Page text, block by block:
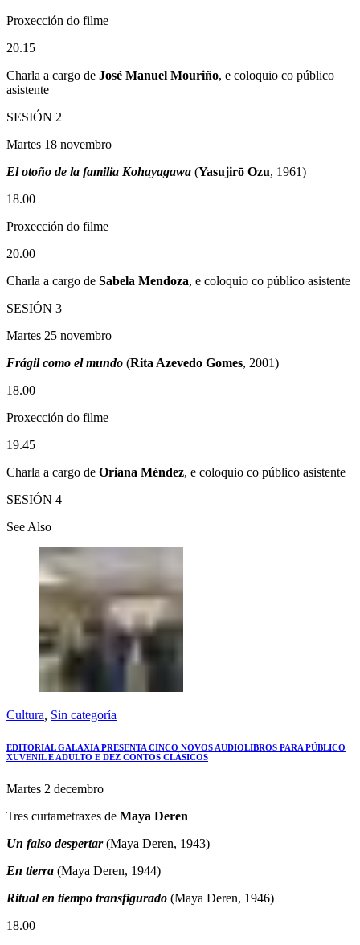
Proxección do filme
20.15
Charla a cargo de José Manuel Mouriño, e coloquio co público
asistente
SESIÓN 2
Martes 18 novembro
El otoño de la familia Kohayagawa (Yasujirō Ozu, 1961)
18.00
Proxección do filme
20.00
Charla a cargo de Sabela Mendoza, e coloquio co público asistente
SESIÓN 3
Martes 25 novembro
Frágil como el mundo (Rita Azevedo Gomes, 2001)
18.00
Proxección do filme
19.45
Charla a cargo de Oriana Méndez, e coloquio co público asistente
SESIÓN 4
See Also
Cultura Sin categoría
EDITORIAL GALAXIA PRESENTA CINCO NOVOS AUDIOLIBROS PARA PÚBLICO
XUVENIL E ADULTO E DEZ CONTOS CLÁSICOS
Martes 2 decembro
Tres curtametraxes de Maya Deren
Un falso despertar(Maya Deren, 1943)
En tierra (Maya Deren, 1944)
Ritual en tiempo transfigurado (Maya Deren, 1946)
18.00